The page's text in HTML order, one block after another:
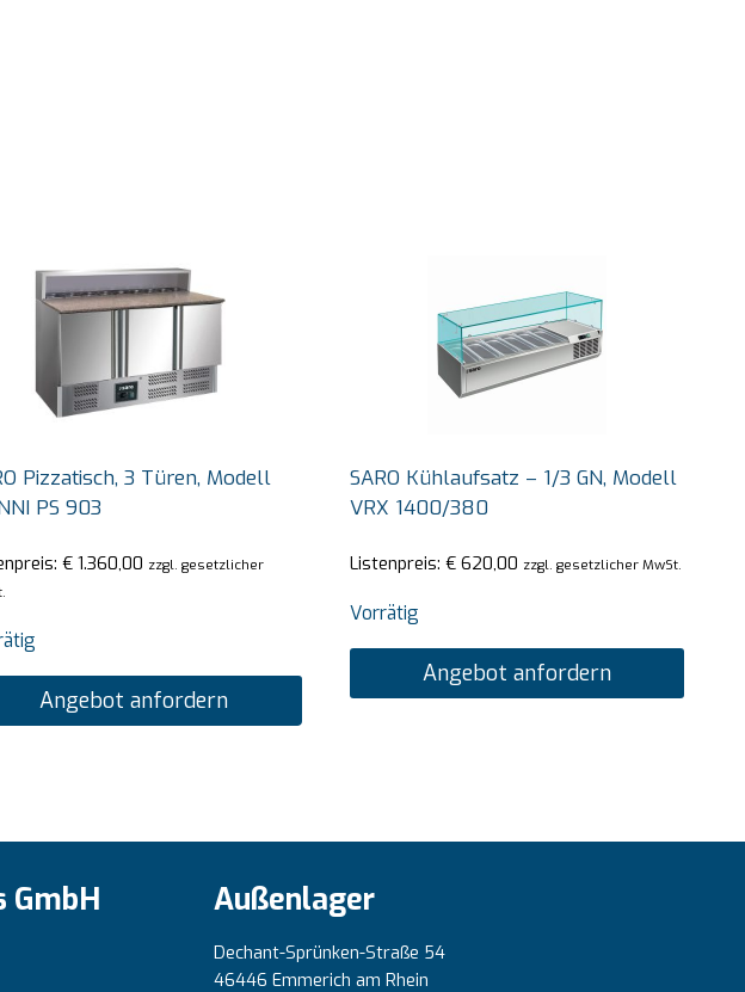
Pizzatisch, 3 Türen, Modell
PS 903
€ 1.360,00 zzgl. gesetzlicher
Angebot anfordern
SARO Kühlaufsatz – 1/3 GN, Modell
VRX 1400/380
Listenpreis: €620,00 zzgl. gesetzlicher MwSt.
Vorrätig
Angebot anfordern
GmbH Außenlager
Dechant-Sprünken-Straße 54
46446 Emmerich am Rhein